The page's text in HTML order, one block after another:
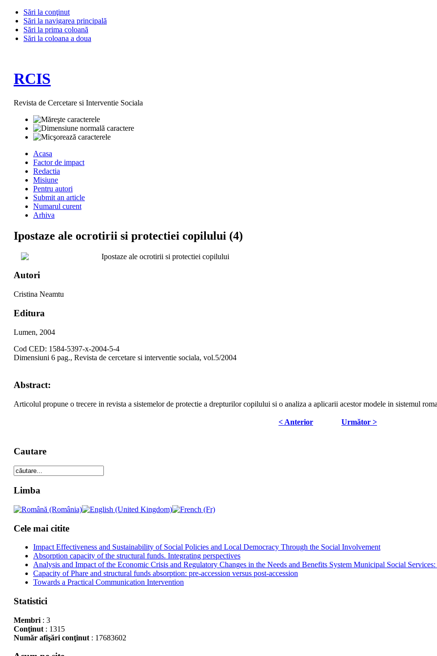
Sări la conţinut
Sări la navigarea principală
Sări la prima coloană
Sări la coloana a doua
RCIS
Revista de Cercetare si Interventie Sociala
Acasa
Factor de impact
Redactia
Misiune
Pentru autori
Submit an article
Numarul curent
Arhiva
Ipostaze ale ocrotirii si protectiei copilului (4)
Ipostaze ale ocrotirii si protectiei copilului
Autori
Cristina Neamtu
Editura
Lumen, 2004
Cod CED: 1584-5397-x-2004-5-4
Dimensiuni 6 pag., Revista de cercetare si interventie sociala, vol.5/2004
Abstract:
Articolul propune o trecere in revista a sistemelor de protectie a drepturilor copilului si o analiza a aplicarii acestor modele in sistemul
< Anterior Următor >
Cautare
Limba
Cele mai citite
Impact Effectiveness and Sustainability of Social Policies and Local Democracy Through the Social Involvement
Absorption capacity of the structural funds. Integrating perspectives
Analysis and Impact of the Economic Crisis and Regulatory Changes in the Needs and Benefits System Municipal Social
Capacity of Phare and structural funds absorption: pre-accession versus post-accession
Towards a Practical Communication Intervention
Statistici
Membri: 3
Conţinut: 1315
Număr afişări conţinut: 17683602